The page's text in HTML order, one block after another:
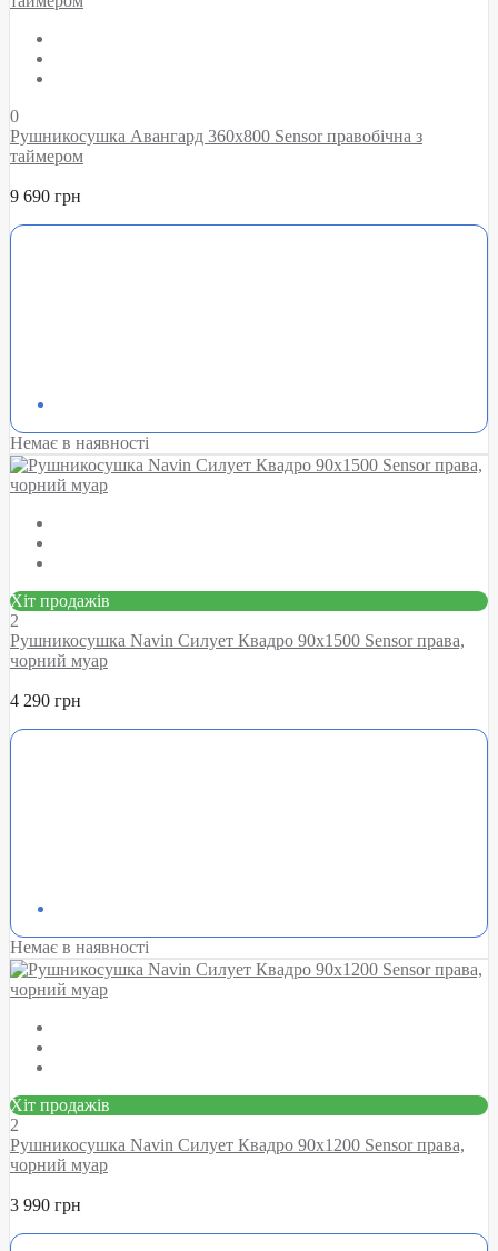
0
Рушникосушка Авангард 360х800 Sensor правобічна з
таймером
9 690 грн
Немає в наявності
Хіт продажів
2
Рушникосушка Navin Силует Квадро 90х1500 Sensor права,
чорний муар
4 290 грн
Немає в наявності
Хіт продажів
2
Рушникосушка Navin Силует Квадро 90х1200 Sensor права,
чорний муар
3 990 грн